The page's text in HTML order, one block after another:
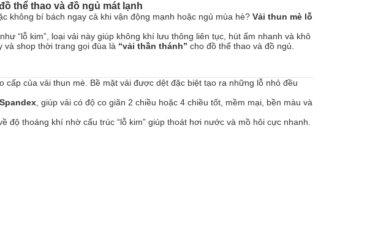
thể thao và đồ ngủ mát lạnh
không bí bách ngay cả khi vận động mạnh hoặc ngủ mùa hè? Vải thun mè lỗ
“lỗ kim”, loại vải này giúp không khí lưu thông liên tục, hút ẩm nhanh và khô
shop thời trang gọi đùa là “vải thần thánh” cho đồ thể thao và đồ ngủ.
của vải thun mè. Bề mặt vải được dệt đặc biệt tạo ra những lỗ nhỏ đều
, giúp vải có độ co giãn 2 chiều hoặc 4 chiều tốt, mềm mại, bền màu và
độ thoáng khí nhờ cấu trúc “lỗ kim” giúp thoát hơi nước và mồ hôi cực nhanh.